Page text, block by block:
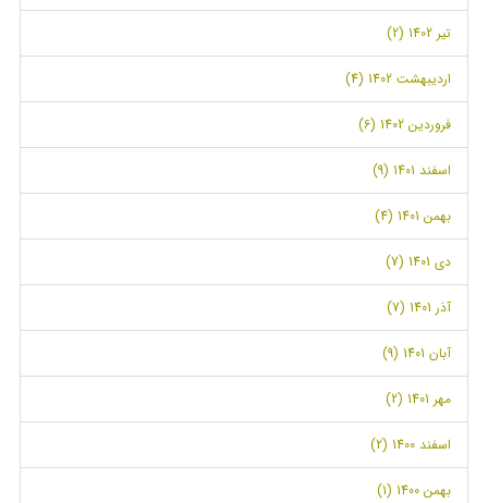
تیر 1402 (2)
اردیبهشت 1402 (4)
فروردین 1402 (6)
اسفند 1401 (9)
بهمن 1401 (4)
دی 1401 (7)
آذر 1401 (7)
آبان 1401 (9)
مهر 1401 (2)
اسفند 1400 (2)
بهمن 1400 (1)